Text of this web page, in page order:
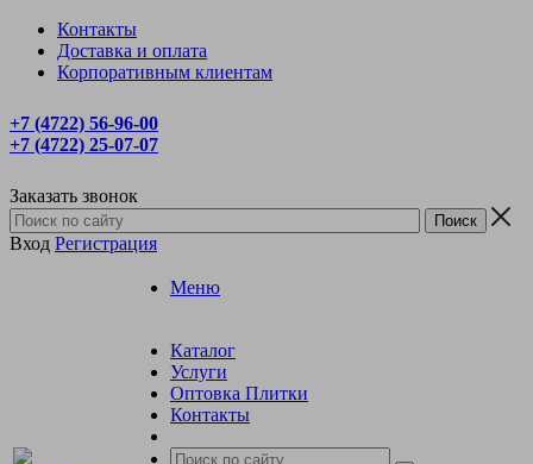
Контакты
Доставка и оплата
Корпоративным клиентам
+7 (4722) 56‑96-00
+7 (4722) 25‑07-07
Заказать звонок
Вход Регистрация
Меню
Каталог
Услуги
Оптовка Плитки
Контакты